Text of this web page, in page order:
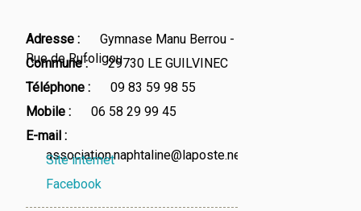
Adresse
Gymnase Manu Berrou -
Rue de Rufoligou
Commune
29730 LE GUILVINEC
Téléphone
09 83 59 98 55
Mobile
06 58 29 99 45
E-mail
association.naphtaline@laposte.net
Site internet
Facebook